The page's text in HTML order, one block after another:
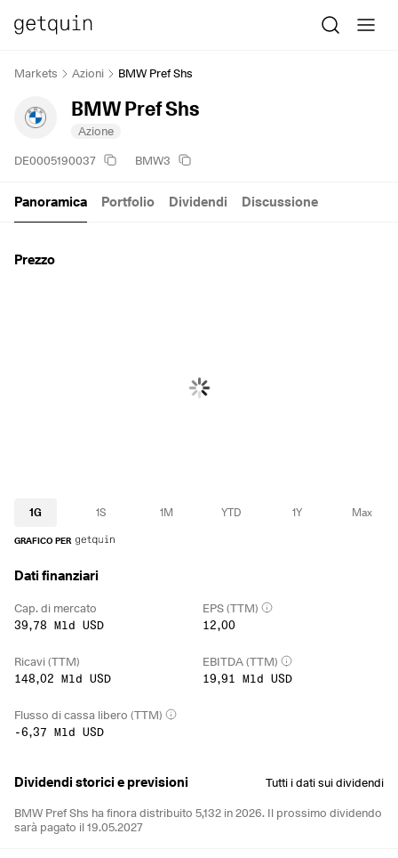
Markets Azioni BMW Pref Shs
BMW Pref Shs
Azione
DE0005190037 BMW3
Panoramica Portfolio Dividendi Discussione
Prezzo
1G 1S 1M YTD 1Y Max
GRAFICO PER
Dividendi storici e previsioni Tutti i dati sui dividendi
BMW Pref Shs ha finora distribuito 5,132 in 2026. Il prossimo dividendo
sarà pagato il 19.05.2027
Dati finanziari
Cap. di mercato
39,78 Mld USD
EPS (TTM)
12,00
Ricavi (TTM)
148,02 Mld USD
EBITDA (TTM)
19,91 Mld USD
Flusso di cassa libero (TTM)
-6,37 Mld USD